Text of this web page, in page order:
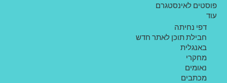
פוסטים לאינסטגרם
עוד
דפי נחיתה
חבילת תוכן לאתר חדש
באנגלית
מחקרי
נאומים
מכתבים